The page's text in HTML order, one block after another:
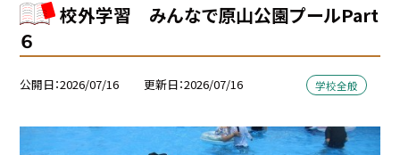
校外学習 みんなで原山公園プールPart
６
公開日 2026/07/16 更新日 2026/07/16 学校全般